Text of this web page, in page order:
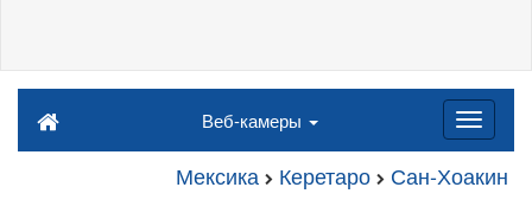
Веб-камеры
Мексика Керетаро Сан-Хоакин